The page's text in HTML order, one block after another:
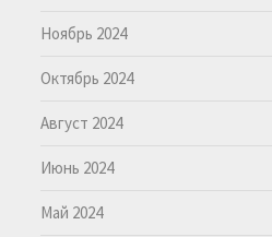
Ноябрь 2024
Октябрь 2024
Август 2024
Июнь 2024
Май 2024